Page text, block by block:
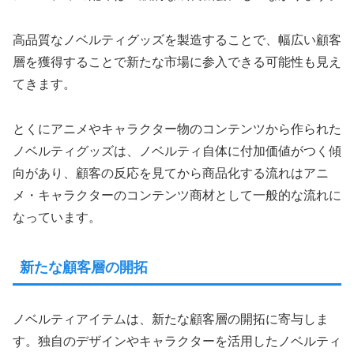
高品質なノベルティグッズを製造することで、幅広い顧客
層を獲得することで新たな市場に参入できる可能性も見え
てきます。
とくにアニメやキャラクター物のコンテンツから作られた
ノベルティグッズは、ノベルティ自体に付加価値がつく傾
向があり、顧客の反応を見てから商品化する流れはアニ
メ・キャラクターのコンテンツ商材として一般的な流れに
なっています。
新たな顧客層の開拓
ノベルティアイテムは、新たな顧客層の開拓に寄与しま
す。独自のデザインやキャラクターを活用したノベルティ